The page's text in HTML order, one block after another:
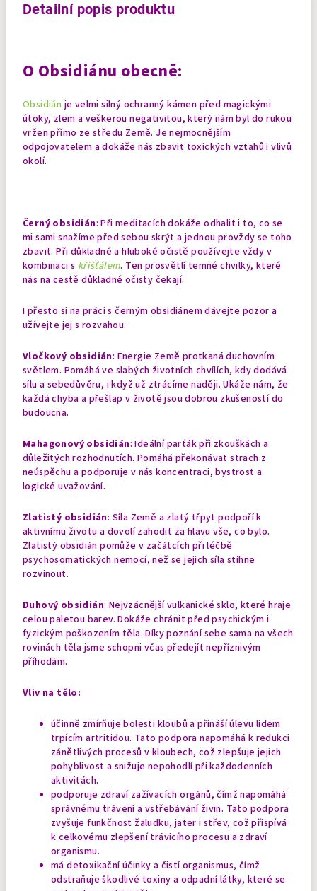
Detailní popis produktu
O Obsidiánu obecně:
Obsidián je velmi silný ochranný kámen před magickými
útoky, zlem a veškerou negativitou, který nám byl do rukou
vržen přímo ze středu Země. Je nejmocnějším
odpojovatelem a dokáže nás zbavit toxických vztahů i vlivů
okolí.
Černý obsidián: Při meditacích dokáže odhalit i to, co se
mi sami snažíme před sebou skrýt a jednou provždy se toho
zbavit. Při důkladné a hluboké očistě používejte vždy v
kombinaci s křišťálem. Ten prosvětlí temné chvilky, které
nás na cestě důkladné očisty čekají.
I přesto si na práci s černým obsidiánem dávejte pozor a
užívejte jej s rozvahou.
Vločkový obsidián: Energie Země protkaná duchovním
světlem. Pomáhá ve slabých životních chvílích, kdy dodává
sílu a sebedůvěru, i když už ztrácíme naději. Ukáže nám, že
každá chyba a přešlap v životě jsou dobrou zkušeností do
budoucna.
Mahagonový obsidián: Ideální parťák při zkouškách a
důležitých rozhodnutích. Pomáhá překonávat strach z
neúspěchu a podporuje v nás koncentraci, bystrost a
logické uvažování.
Zlatistý obsidián: Síla Země a zlatý třpyt podpoří k
aktivnímu životu a dovolí zahodit za hlavu vše, co bylo.
Zlatistý obsidián pomůže v začátcích při léčbě
psychosomatických nemocí, než se jejich síla stihne
rozvinout.
Duhový obsidián: Nejvzácnější vulkanické sklo, které hraje
celou paletou barev. Dokáže chránit před psychickým i
fyzickým poškozením těla. Díky poznání sebe sama na všech
rovinách těla jsme schopni včas předejít nepříznivým
příhodám.
Vliv na tělo:
účinně zmírňuje bolesti kloubů a přináší úlevu lidem
trpícím artritidou. Tato podpora napomáhá k redukci
zánětlivých procesů v kloubech, což zlepšuje jejich
pohyblivost a snižuje nepohodlí při každodenních
aktivitách.
podporuje zdraví zažívacích orgánů, čímž napomáhá
správnému trávení a vstřebávání živin. Tato podpora
zvyšuje funkčnost žaludku, jater i střev, což přispívá
k celkovému zlepšení trávicího procesu a zdraví
organismu.
má detoxikační účinky a čistí organismus, čímž
odstraňuje škodlivé toxiny a odpadní látky, které se